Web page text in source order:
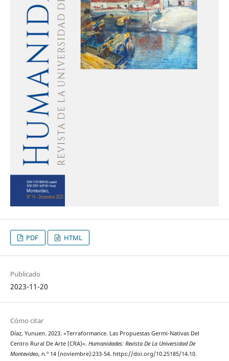
PDF HTML
Publicado
2023-11-20
Cómo citar
Díaz, Yunuen. 2023. «Terraformance. Las Propuestas Germi-Nativas Del
Centro Rural De Arte (CRA)». Humanidades: Revista De La Universidad De
Montevideo, n.º 14 (noviembre):233-54. https://doi.org/10.25185/14.10.